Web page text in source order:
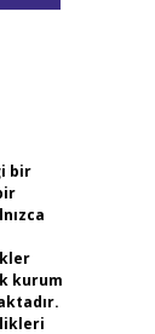
bir
kurum